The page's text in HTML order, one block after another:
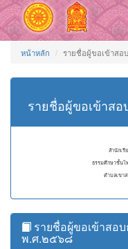
หน้าหลัก รายชื่อผู้ขอเข้าสอ
รายชื่อผู้ขอเข้าส
สำนักเ
ธรรมศึกษาชั้นโ
ตำบลเขา
รายชื่อผู้ขอเข้าสอ
พ.ศ.๒๕๖๘